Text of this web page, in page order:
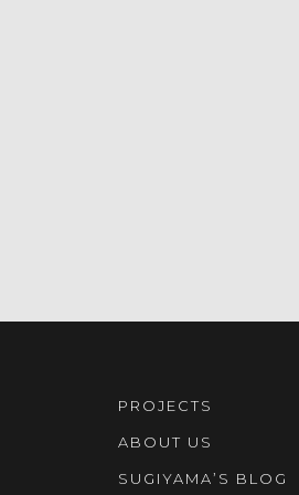
PROJECTS
ABOUT US
SUGIYAMA’S BLOG